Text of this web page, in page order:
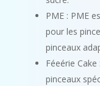
PME : PME
pour les
pinceaux
Féeérie
pinceaux